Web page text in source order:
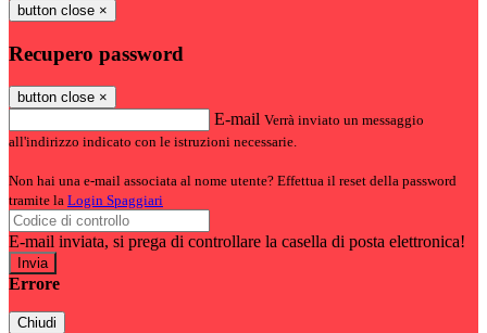
button close ×
Recupero password
button close ×
E-mail Verrà inviato un messaggio
all'indirizzo indicato con le istruzioni necessarie.
Non hai una e-mail associata al nome utente? Effettua il reset della password
tramite la Login Spaggiari
E-mail inviata, si prega di controllare la casella di posta elettronica!
Errore
Chiudi